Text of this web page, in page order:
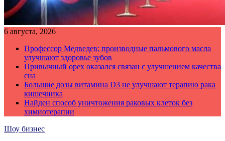
6 августа, 2026
Профессор Медведев: производные пальмового масла
улучшают здоровье зубов
Привычный орех оказался связан с улучшением качества
сна
Большие дозы витамина D3 не улучшают терапию рака
кишечника
Найден способ уничтожения раковых клеток без
химиотерапии
Шоу бизнес